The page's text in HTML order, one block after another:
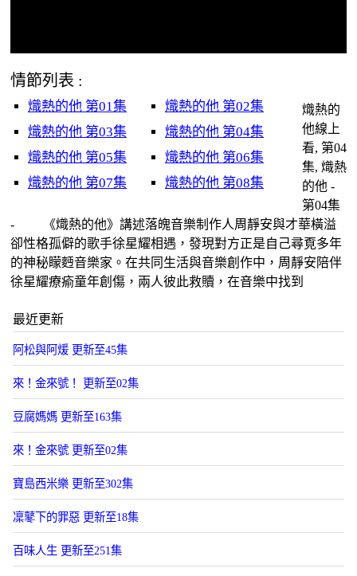
情節列表 :
熾熱的他 第01集
熾熱的他 第02集
熾熱的他 第03集
熾熱的他 第04集
熾熱的他 第05集
熾熱的他 第06集
熾熱的他 第07集
熾熱的他 第08集
熾熱的
他線上
看, 第04
集, 熾熱
的他 -
第04集
- 《熾熱的他》講述落魄音樂制作人周靜安與才華橫溢
卻性格孤僻的歌手徐星耀相遇，發現對方正是自己尋覔多年
的神秘矇麪音樂家。在共同生活與音樂創作中，周靜安陪伴
徐星耀療瘉童年創傷，兩人彼此救贖，在音樂中找到
最近更新
阿松與阿煖 更新至45集
來！金來號！ 更新至02集
豆腐媽媽 更新至163集
來！金來號 更新至02集
寶島西米樂 更新至302集
凜鼕下的罪惡 更新至18集
百味人生 更新至251集